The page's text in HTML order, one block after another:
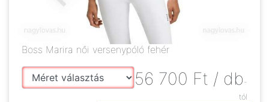
Boss Marira női versenypóló fehér
56 700 Ft / db -
tól